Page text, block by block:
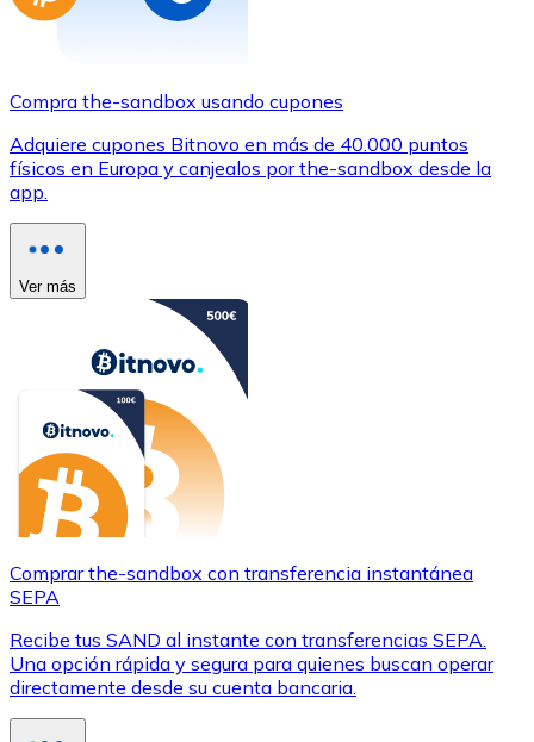
Compra the-sandbox usando cupones
Adquiere cupones Bitnovo en más de 40.000 puntos
físicos en Europa y canjealos por the-sandbox desde la
app.
Ver más
Comprar the-sandbox con transferencia instantánea
SEPA
Recibe tus SAND al instante con transferencias SEPA.
Una opción rápida y segura para quienes buscan operar
directamente desde su cuenta bancaria.